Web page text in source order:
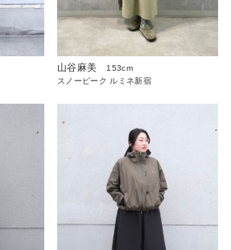
山谷麻美
153cm
スノーピーク ルミネ新宿